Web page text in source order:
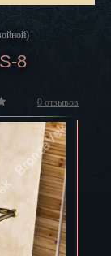
Новгород
8
0 отзывов